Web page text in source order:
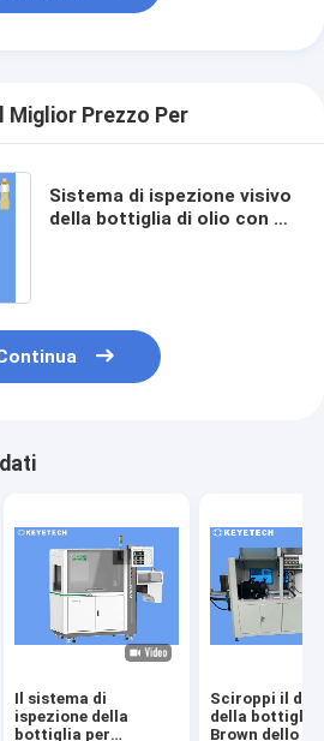
Miglior Prezzo Per
Sistema di ispezione visivo
della bottiglia di olio con il
Il sistema di
ispezione della
bottiglia per
Sciroppi il
della bottiglia
Brown dello